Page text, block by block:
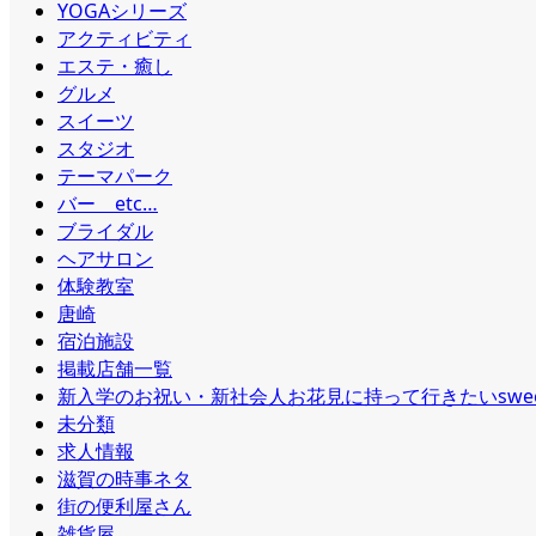
YOGAシリーズ
アクティビティ
エステ・癒し
グルメ
スイーツ
スタジオ
テーマパーク
バー etc…
ブライダル
ヘアサロン
体験教室
唐崎
宿泊施設
掲載店舗一覧
新入学のお祝い・新社会人お花見に持って行きたい
未分類
求人情報
滋賀の時事ネタ
街の便利屋さん